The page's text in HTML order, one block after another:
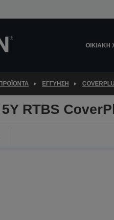
ΟΙΚΙΑΚΉ
ΠΡΟΪΌΝΤΑ ΕΓΓΎΗΣΗ
RTBS